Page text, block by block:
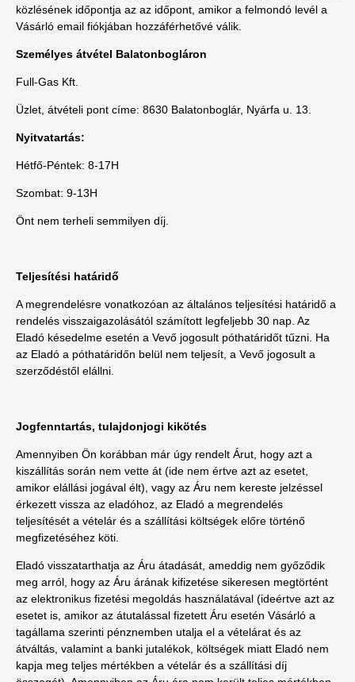
közlésének időpontja az az időpont, amikor a felmondó levél a
Vásárló email fiókjában hozzáférhetővé válik.
Személyes átvétel Balatonbogláron
Full-Gas Kft.
Üzlet, átvételi pont címe: 8630 Balatonboglár, Nyárfa u. 13.
Nyitvatartás:
Hétfő-Péntek: 8-17H
Szombat: 9-13H
Önt nem terheli semmilyen díj.
Teljesítési határidő
A megrendelésre vonatkozóan az általános teljesítési határidő a
rendelés visszaigazolásától számított legfeljebb 30 nap. Az
Eladó késedelme esetén a Vevő jogosult póthatáridőt tűzni. Ha
az Eladó a póthatáridőn belül nem teljesít, a Vevő jogosult a
szerződéstől elállni.
Jogfenntartás, tulajdonjogi kikötés
Amennyiben Ön korábban már úgy rendelt Árut, hogy azt a
kiszállítás során nem vette át (ide nem értve azt az esetet,
amikor elállási jogával élt), vagy az Áru nem kereste jelzéssel
érkezett vissza az eladóhoz, az Eladó a megrendelés
teljesítését a vételár és a szállítási költségek előre történő
megfizetéséhez köti.
Eladó visszatarthatja az Áru átadását, ameddig nem győződik
meg arról, hogy az Áru árának kifizetése sikeresen megtörtént
az elektronikus fizetési megoldás használatával (ideértve azt az
esetet is, amikor az átutalással fizetett Áru esetén Vásárló a
tagállama szerinti pénznemben utalja el a vételárat és az
átváltás, valamint a banki jutalékok, költségek miatt Eladó nem
kapja meg teljes mértékben a vételár és a szállítási díj